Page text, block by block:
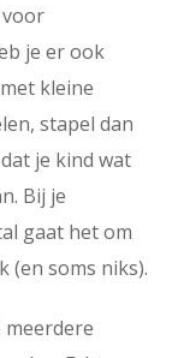
je er ook
kleine
stapel dan
je kind wat
Bij je
gaat het om
(en soms niks).